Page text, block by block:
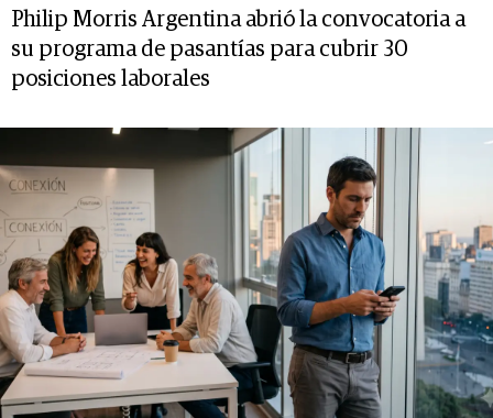
Philip Morris Argentina abrió la convocatoria a
su programa de pasantías para cubrir 30
posiciones laborales